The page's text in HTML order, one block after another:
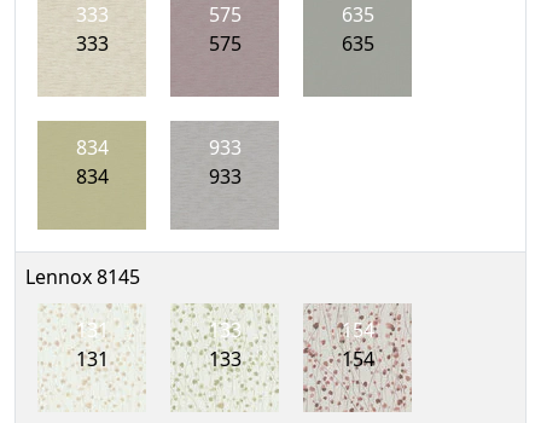
333
333
575
575
635
635
834
834
933
933
Lennox 8145
131
131
133
133
154
154